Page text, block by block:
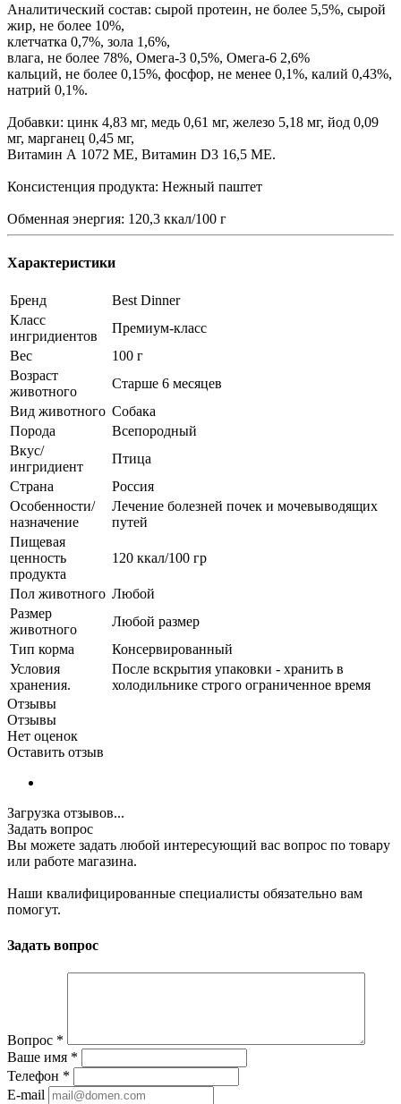
Аналитический состав: сырой протеин, не более 5,5%, сырой
жир, не более 10%,
клетчатка 0,7%, зола 1,6%,
влага, не более 78%, Омега-3 0,5%, Омега-6 2,6%
кальций, не более 0,15%, фосфор, не менее 0,1%, калий 0,43%,
натрий 0,1%.
Добавки: цинк 4,83 мг, медь 0,61 мг, железо 5,18 мг, йод 0,09
мг, марганец 0,45 мг,
Витамин А 1072 МЕ, Витамин D3 16,5 МЕ.
Консистенция продукта: Нежный паштет
Обменная энергия: 120,3 ккал/100 г
Характеристики
Бренд
Best Dinner
Класс
ингридиентов
Премиум-класс
Вес
100 г
Возраст
животного
Старше 6 месяцев
Вид животного Собака
Порода
Всепородный
Вкус/
ингридиент
Птица
Страна
Россия
Особенности/
назначение
Лечение болезней почек и мочевыводящих
путей
Пищевая
ценность
продукта
120 ккал/100 гр
Пол животного Любой
Размер
животного
Любой размер
Тип корма
Консервированный
Условия
хранения.
После вскрытия упаковки - хранить в
холодильнике строго ограниченное время
Отзывы
Отзывы
Нет оценок
Оставить отзыв
Загрузка отзывов...
Задать вопрос
Вы можете задать любой интересующий вас вопрос по товару
или работе магазина.
Наши квалифицированные специалисты обязательно вам
помогут.
Задать вопрос
Вопрос *
Ваше имя *
Телефон *
E-mail